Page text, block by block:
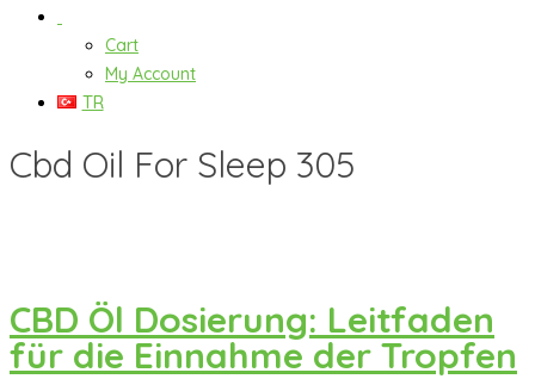
Cart
My Account
TR
Cbd Oil For Sleep 305
CBD Öl Dosierung: Leitfaden
für die Einnahme der Tropfen